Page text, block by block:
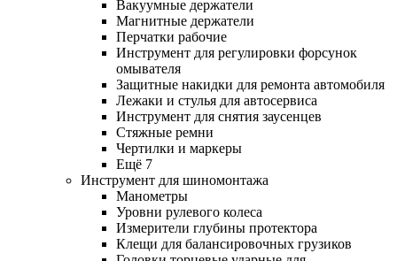
Вакуумные держатели
Магнитные держатели
Перчатки рабочие
Инструмент для регулировки форсунок
омывателя
Защитные накидки для ремонта автомобиля
Лежаки и стулья для автосервиса
Инструмент для снятия заусенцев
Стяжные ремни
Чертилки и маркеры
Ещё 7
Инструмент для шиномонтажа
Манометры
Уровни рулевого колеса
Измерители глубины протектора
Клещи для балансировочных грузиков